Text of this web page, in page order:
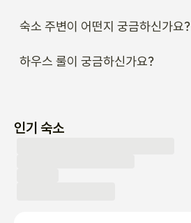
숙소 주변이 어떤지 궁금하신가요?
하우스 룰이 궁금하신가요?
인기 숙소